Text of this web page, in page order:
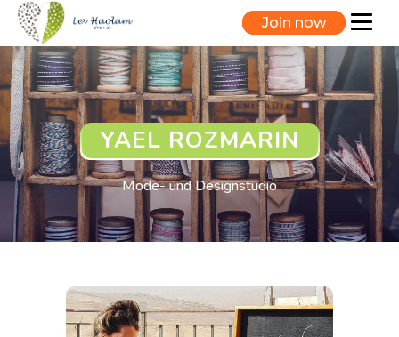
Join now
YAEL ROZMARIN
Mode- und Designstudio